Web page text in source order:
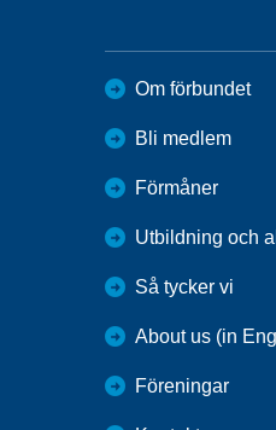
Om förbundet
Bli medlem
Förmåner
Utbildning och
Så tycker vi
About us (in
Föreningar